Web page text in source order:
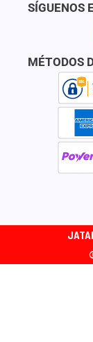
SÍGUENOS
MÉTODOS